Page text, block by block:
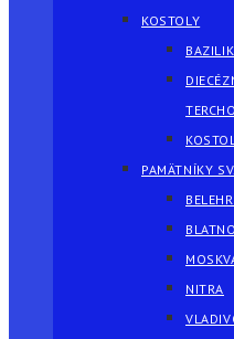
KOSTOLY
PAMÄTNÍKY
NITRA